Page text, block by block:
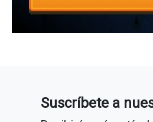
Suscríbete a